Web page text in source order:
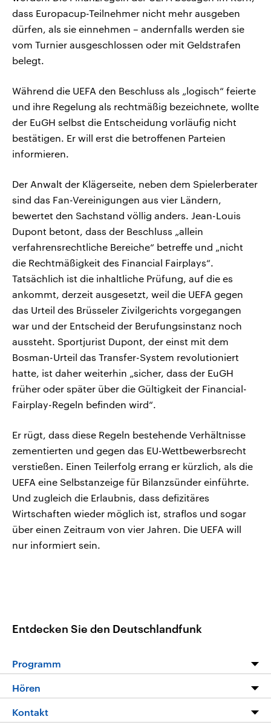
dass Europacup-Teilnehmer nicht mehr ausgeben
dürfen, als sie einnehmen – andernfalls werden sie
vom Turnier ausgeschlossen oder mit Geldstrafen
belegt.
Während die UEFA den Beschluss als „logisch“ feierte
und ihre Regelung als rechtmäßig bezeichnete, wollte
der EuGH selbst die Entscheidung vorläufig nicht
bestätigen. Er will erst die betroffenen Parteien
informieren.
Der Anwalt der Klägerseite, neben dem Spielerberater
sind das Fan-Vereinigungen aus vier Ländern,
bewertet den Sachstand völlig anders. Jean-Louis
Dupont betont, dass der Beschluss „allein
verfahrensrechtliche Bereiche“ betreffe und „nicht
die Rechtmäßigkeit des Financial Fairplays“.
Tatsächlich ist die inhaltliche Prüfung, auf die es
ankommt, derzeit ausgesetzt, weil die UEFA gegen
das Urteil des Brüsseler Zivilgerichts vorgegangen
war und der Entscheid der Berufungsinstanz noch
aussteht. Sportjurist Dupont, der einst mit dem
Bosman-Urteil das Transfer-System revolutioniert
hatte, ist daher weiterhin „sicher, dass der EuGH
früher oder später über die Gültigkeit der Financial-
Fairplay-Regeln befinden wird“.
Er rügt, dass diese Regeln bestehende Verhältnisse
zementierten und gegen das EU-Wettbewerbsrecht
verstießen. Einen Teilerfolg errang er kürzlich, als die
UEFA eine Selbstanzeige für Bilanzsünder einführte.
Und zugleich die Erlaubnis, dass defizitäres
Wirtschaften wieder möglich ist, straflos und sogar
über einen Zeitraum von vier Jahren. Die UEFA will
nur informiert sein.
Entdecken Sie den Deutschlandfunk
Programm
Programm
Die Nachrichten
Hören
Livestream
Kontakt